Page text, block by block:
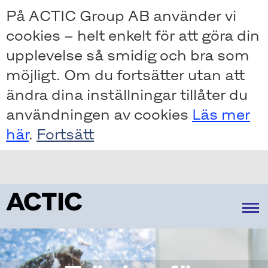
Skip
to
main
content
På ACTIC Group AB använder vi
cookies – helt enkelt för att göra din
upplevelse så smidig och bra som
möjligt. Om du fortsätter utan att
ändra dina inställningar tillåter du
användningen av cookies Läs mer
här.
Vår verksamhet
Vår marknad
Hur vi skapar värde